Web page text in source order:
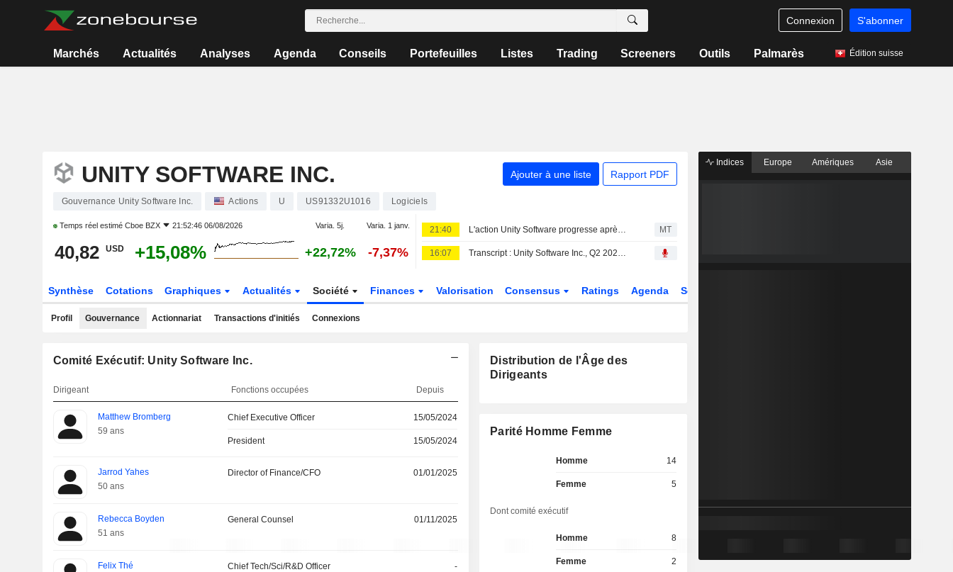
Connexion S'abonner
Marchés Actualités Analyses Agenda Conseils Portefeuilles Listes Trading Screeners Outils Palmarès Édition suisse
UNITY SOFTWARE INC. Ajouter à une liste Rapport PDF
Gouvernance Unity Software Inc. Actions U US91332U1016 Logiciels
Temps réel estimé Cboe BZX 21:52:46 06/08/2026 Varia. 5j. Varia. 1 janv.
40,82 USD +15,08% +22,72% -7,37%
21:40 L'action Unity Software progresse après la hausse du bénéfice ajusté et du chiffre d'affaires au deuxième trimestre MT
16:07 Transcript : Unity Software Inc., Q2 2026 Earnings Call, Aug 06, 2026
Synthèse Cotations Graphiques Actualités Société Finances Valorisation Consensus Ratings Agenda Secteur
Profil Gouvernance Actionnariat Transactions d'initiés Connexions
Comité Exécutif: Unity Software Inc.
Dirigeant Fonctions occupées Depuis
Matthew Bromberg
59 ans
Chief Executive Officer 15/05/2024
President 15/05/2024
Jarrod Yahes
50 ans
Director of Finance/CFO 01/01/2025
Rebecca Boyden
51 ans
General Counsel 01/11/2025
Felix Thé Chief Tech/Sci/R&D Officer -
Distribution de l'Âge des
Dirigeants
Parité Homme Femme
Homme 14
Femme 5
Dont comité exécutif
Homme 8
Femme 2
Indices Europe Amériques Asie